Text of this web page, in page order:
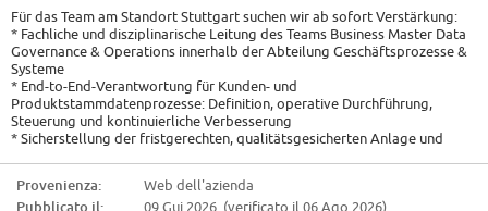
Für das Team am Standort Stuttgart suchen wir ab sofort Verstärkung:
* Fachliche und disziplinarische Leitung des Teams Business Master Data
Governance & Operations innerhalb der Abteilung Geschäftsprozesse &
Systeme
* End-to-End-Verantwortung für Kunden- und
Produktstammdatenprozesse: Definition, operative Durchführung,
Steuerung und kontinuierliche Verbesserung
* Sicherstellung der fristgerechten, qualitätsgesicherten Anlage und
(SLAs), Qualitätskennzahlen und Durchlaufzeiten
Provenienza:
Web dell'azienda
Pubblicato il:
09 Gui 2026 (verificato il 06 Ago 2026)